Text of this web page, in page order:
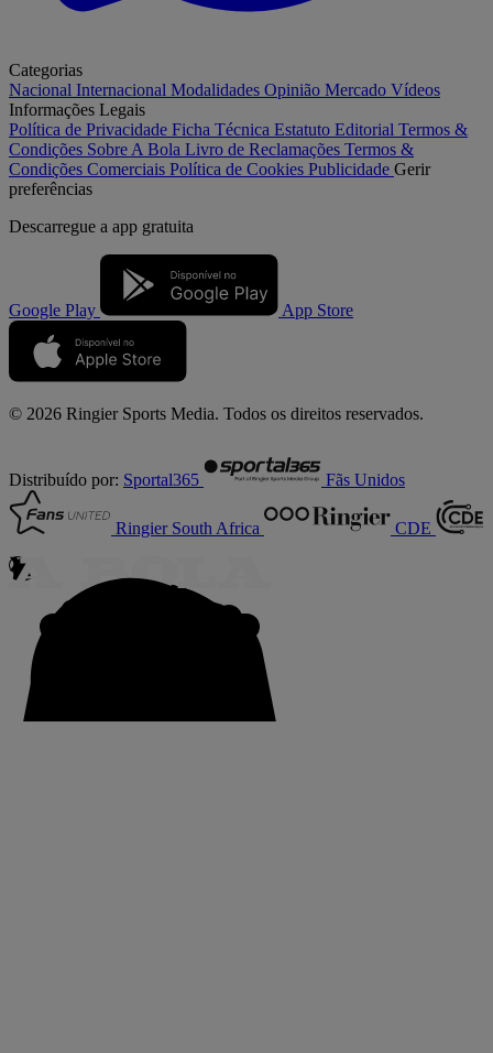
Categorias
Nacional Internacional Modalidades Opinião Mercado Vídeos
Informações Legais
Política de Privacidade Ficha Técnica Estatuto Editorial Termos &
Condições Sobre A Bola Livro de Reclamações Termos &
Condições Comerciais Política de Cookies Publicidade Gerir
preferências
Descarregue a app gratuita
Google Play App Store
© 2026 Ringier Sports Media. Todos os direitos reservados.
Distribuído por: Sportal365 Fãs Unidos
Ringier South Africa CDE